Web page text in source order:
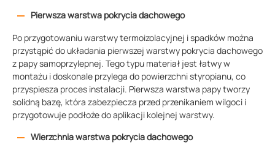
Pierwsza warstwa pokrycia dachowego
Po przygotowaniu warstwy termoizolacyjnej i spadków można
przystąpić do układania pierwszej warstwy pokrycia dachowego
z papy samoprzylepnej. Tego typu materiał jest łatwy w
montażu i doskonale przylega do powierzchni styropianu, co
przyspiesza proces instalacji. Pierwsza warstwa papy tworzy
solidną bazę, która zabezpiecza przed przenikaniem wilgoci i
przygotowuje podłoże do aplikacji kolejnej warstwy.
Wierzchnia warstwa pokrycia dachowego